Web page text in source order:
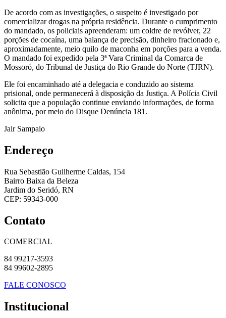
De acordo com as investigações, o suspeito é investigado por
comercializar drogas na própria residência. Durante o cumprimento
do mandado, os policiais apreenderam: um coldre de revólver, 22
porções de cocaína, uma balança de precisão, dinheiro fracionado e,
aproximadamente, meio quilo de maconha em porções para a venda.
O mandado foi expedido pela 3ª Vara Criminal da Comarca de
Mossoró, do Tribunal de Justiça do Rio Grande do Norte (TJRN).
Ele foi encaminhado até a delegacia e conduzido ao sistema
prisional, onde permanecerá à disposição da Justiça. A Polícia Civil
solicita que a população continue enviando informações, de forma
anônima, por meio do Disque Denúncia 181.
Jair Sampaio
Endereço
Rua Sebastião Guilherme Caldas, 154
Bairro Baixa da Beleza
Jardim do Seridó, RN
CEP: 59343-000
Contato
COMERCIAL
84 99217-3593
84 99602-2895
FALE CONOSCO
Institucional